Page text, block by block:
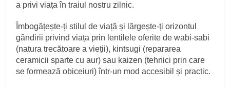
a privi viața în traiul nostru zilnic.
Îmbogățește-ți stilul de viață și lărgește-ți orizontul
gândirii privind viața prin lentilele oferite de wabi-sabi
(natura trecătoare a vieții), kintsugi (repararea
ceramicii sparte cu aur) sau kaizen (tehnici prin care
se formează obiceiuri) într-un mod accesibil și practic.